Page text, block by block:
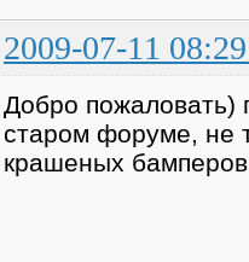
2009-07-11
Добро пожаловать)
старом форуме, не
крашеных